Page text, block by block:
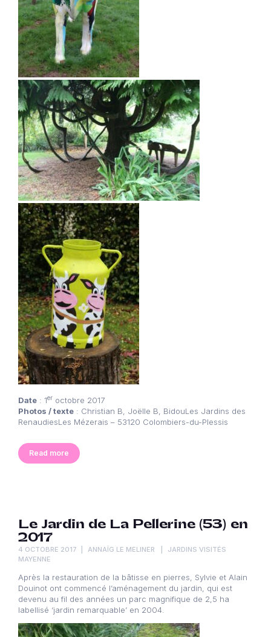
Date : 1er octobre 2017
Photos / texte : Christian B, Joëlle B, BidouLes Jardins des
RenaudiesLes Mézerais – 53120 Colombiers-du-Plessis
Read more
Le Jardin de La Pellerine (53) en
2017
4 OCTOBRE 2017 ANNAÏG LE MELINER
JARDINS VISITÉS
MAYENNE
Après la restauration de la bâtisse en pierres, Sylvie et Alain
Douinot ont commencé l’aménagement du jardin, qui est
devenu au fil des années un parc magnifique de 2,5 ha
labellisé ‘jardin remarquable’ en 2004.